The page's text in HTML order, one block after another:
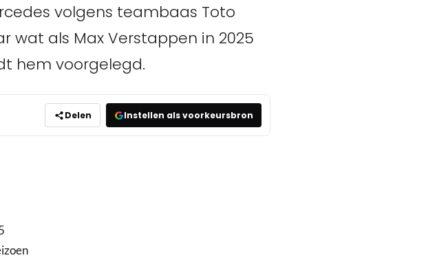
volgens teambaas Toto
wat als Max Verstappen in 2025
hem voorgelegd.
Delen Instellen als voorkeursbron